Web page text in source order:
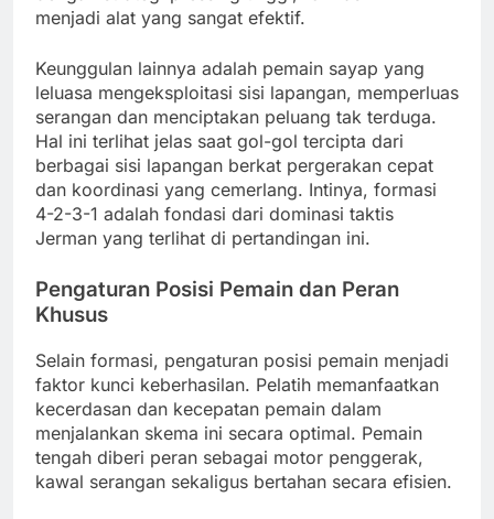
menjadi alat yang sangat efektif.
Keunggulan lainnya adalah pemain sayap yang
leluasa mengeksploitasi sisi lapangan, memperluas
serangan dan menciptakan peluang tak terduga.
Hal ini terlihat jelas saat gol-gol tercipta dari
berbagai sisi lapangan berkat pergerakan cepat
dan koordinasi yang cemerlang. Intinya, formasi
4-2-3-1 adalah fondasi dari dominasi taktis
Jerman yang terlihat di pertandingan ini.
Pengaturan Posisi Pemain dan Peran
Khusus
Selain formasi, pengaturan posisi pemain menjadi
faktor kunci keberhasilan. Pelatih memanfaatkan
kecerdasan dan kecepatan pemain dalam
menjalankan skema ini secara optimal. Pemain
tengah diberi peran sebagai motor penggerak,
kawal serangan sekaligus bertahan secara efisien.